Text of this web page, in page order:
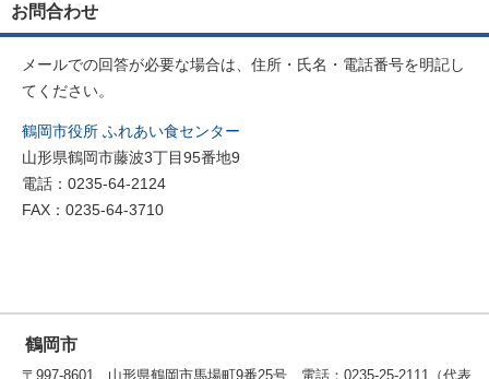
お問合わせ
メールでの回答が必要な場合は、住所・氏名・電話番号を明記し
てください。
鶴岡市役所 ふれあい食センター
山形県鶴岡市藤波3丁目95番地9
電話：0235-64-2124
FAX：0235-64-3710
鶴岡市
〒997-8601 山形県鶴岡市馬場町9番25号 電話：0235-25-2111（代表